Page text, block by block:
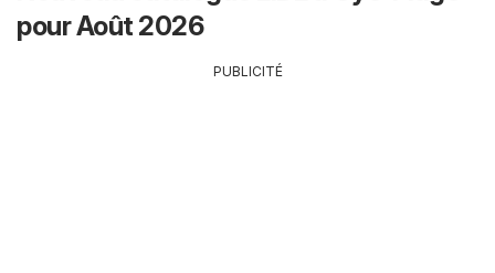
pour Août 2026
PUBLICITÉ